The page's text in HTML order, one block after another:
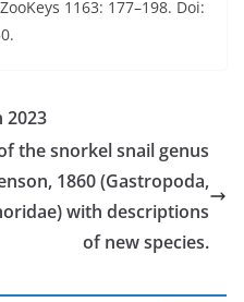
1163: 177–198. Doi:
2023
the snorkel snail genus
1860 (Gastropoda,
with descriptions
of new species.